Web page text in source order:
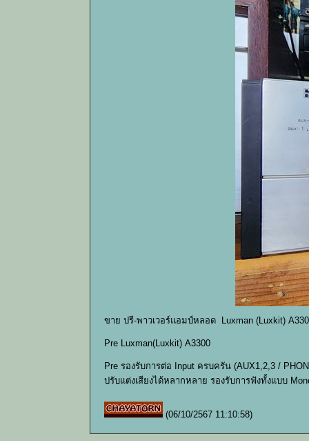
ขาย ปรี-พาวเวอร์แอมป์หลอด Luxman (Luxkit)
Pre Luxman(Luxkit) A3300
Pre รองรับการต่อ Input ครบครัน (AUX1,2,3 /
ปรับแต่งเสียงได้หลากหลาย รองรับการฟังทั้งแบบ
(06/10/2567 11:10:58)